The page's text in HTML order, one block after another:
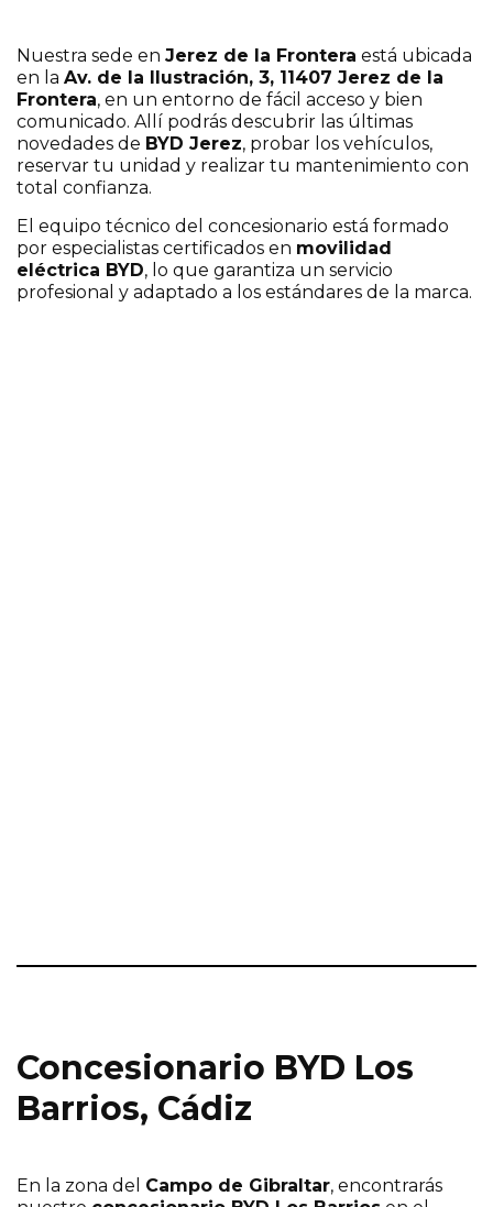
Nuestra sede en Jerez de la Frontera está ubicada
en la Av. de la Ilustración, 3, 11407 Jerez de la
Frontera, en un entorno de fácil acceso y bien
comunicado. Allí podrás descubrir las últimas
novedades de BYD Jerez, probar los vehículos,
reservar tu unidad y realizar tu mantenimiento con
total confianza.
El equipo técnico del concesionario está formado
por especialistas certificados en movilidad
eléctrica BYD, lo que garantiza un servicio
profesional y adaptado a los estándares de la marca.
Concesionario BYD Los
Barrios, Cádiz
En la zona del Campo de Gibraltar, encontrarás